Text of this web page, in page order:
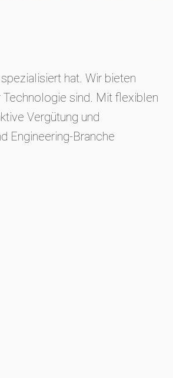
hat. Wir bieten
sind. Mit flexiblen
Vergütung und
Engineering-Branche